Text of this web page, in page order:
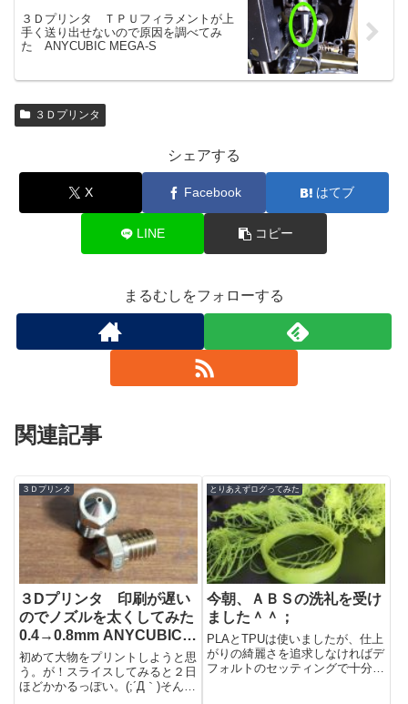
３Ｄプリンタ ＴＰＵフィラメントが上
手く送り出せないので原因を調べてみ
た ANYCUBIC MEGA-S
３Ｄプリンタ
シェアする
X Facebook はてブ
LINE コピー
まるむしをフォローする
関連記事
３Ｄプリンタ
３Dプリンタ 印刷が遅い
のでノズルを太くしてみた
0.4→0.8mm ANYCUBIC
MEGA-S
初めて大物をプリントしようと思
う。が！スライスしてみると２日
ほどかかるっぽい。(;´Д｀)そんな
とりあえずログってみた
今朝、ＡＢＳの洗礼を受け
ました＾＾；
PLAとTPUは使いましたが、仕上
がりの綺麗さを追求しなければデ
フォルトのセッティングで十分実